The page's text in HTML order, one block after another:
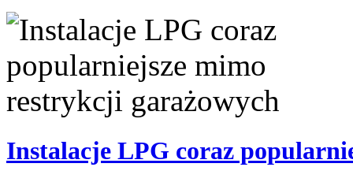
Instalacje LPG coraz